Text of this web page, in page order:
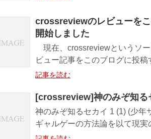
crossreviewのレビューを
開始しました
現在、crossreviewというソ
ビュー記事をこのブログに投
記事を読む
[crossreview]神のみぞ知る
神のみぞ知るセカイ 1 (1) (少年
ギャルゲーの方法論を以て現実